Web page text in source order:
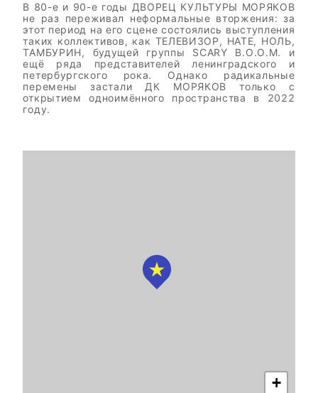
В 80-е и 90-е годы ДВОРЕЦ КУЛЬТУРЫ МОРЯКОВ
не раз переживал неформальные вторжения: за
этот период на его сцене состоялись выступления
таких коллективов, как ТЕЛЕВИЗОР, НАТЕ, НОЛЬ,
ТАМБУРИН, будущей группы SCARY B.O.O.M. и
ещё ряда представителей ленинградского и
петербургского рока. Однако радикальные
перемены застали ДК МОРЯКОВ только с
открытием одноимённого пространства в 2022
году.
+